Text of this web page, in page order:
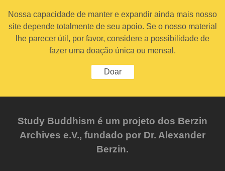
Nossa capacidade de manter e expandir ainda mais nosso
site depende totalmente de seu apoio. Se o nosso material
lhe parecer útil, por favor, considere a possibilidade de
fazer uma doação única ou mensal.
Doar
Study Buddhism é um projeto dos Berzin
Archives e.V., fundado por Dr. Alexander
Berzin.